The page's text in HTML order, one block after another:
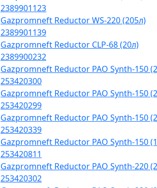
2389901123
Gazpromneft Reductor WS-220 (205л)
2389901139
Gazpromneft Reductor CLP-68 (20л)
2389900232
Gazpromneft Reductor PAO Synth-150
253420300
Gazpromneft Reductor PAO Synth-150
253420299
Gazpromneft Reductor PAO Synth-150
253420339
Gazpromneft Reductor PAO Synth-150
253420811
Gazpromneft Reductor PAO Synth-220
253420302